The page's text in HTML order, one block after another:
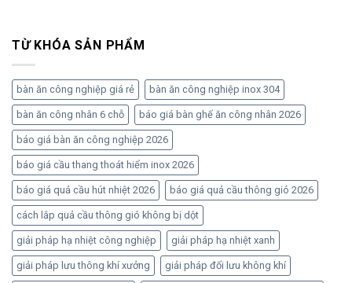
TỪ KHÓA SẢN PHẨM
bàn ăn công nghiệp giá rẻ bàn ăn công nghiệp inox 304
bàn ăn công nhân 6 chỗ báo giá bàn ghế ăn công nhân 2026
báo giá bàn ăn công nghiệp 2026
báo giá cầu thang thoát hiểm inox 2026
báo giá quả cầu hút nhiệt 2026 báo giá quả cầu thông gió 2026
cách lắp quả cầu thông gió không bị dột
giải pháp hạ nhiệt công nghiệp giải pháp hạ nhiệt xanh
giải pháp lưu thông khí xưởng giải pháp đối lưu không khí